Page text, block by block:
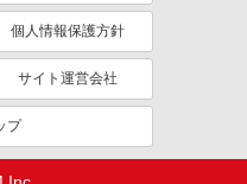
勤OK
保険あり
個人情報保護方針
サイト運営会社
プ